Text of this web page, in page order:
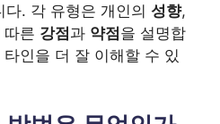
. 각 유형은 개인의 성향,
따른 강점과 약점을 설명합
인을 더 잘 이해할 수 있